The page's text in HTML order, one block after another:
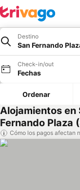
Destino
San Fernando
Check-in/out
Fechas
Ordenar
Alojamientos en
Fernando Plaza
Cómo los pagos afectan